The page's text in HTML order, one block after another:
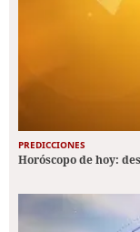
PREDICCIONES
Horóscopo de hoy: